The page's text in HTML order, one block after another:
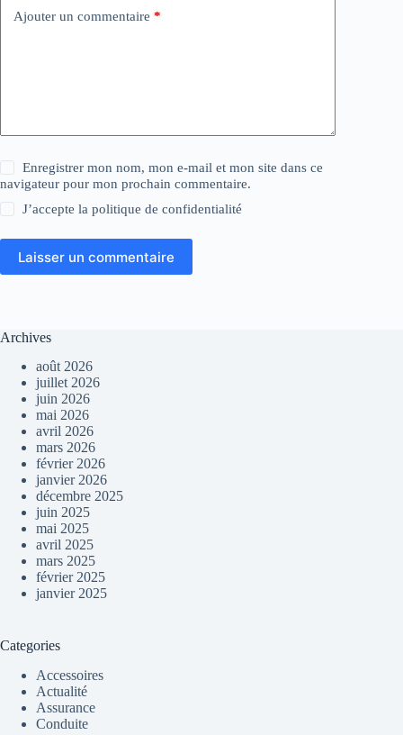
Ajouter un commentaire *
Enregistrer mon nom, mon e-mail et mon site dans ce
navigateur pour mon prochain commentaire.
J’accepte lapolitique de confidentialité
Laisser un commentaire
Archives
août 2026
juillet 2026
juin 2026
mai 2026
avril 2026
mars 2026
février 2026
janvier 2026
décembre 2025
juin 2025
mai 2025
avril 2025
mars 2025
février 2025
janvier 2025
Categories
Accessoires
Actualité
Assurance
Conduite